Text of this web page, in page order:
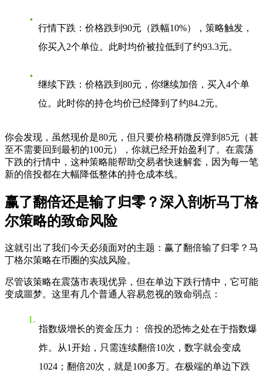
行情下跌 ：价格跌到90元（跌幅10%），策略触发，
你买入2个单位。此时均价被拉低到了约93.3元。
继续下跌 ：价格跌到80元，你继续加倍，买入4个单
位。此时你的持仓均价已经降到了约84.2元。
你会发现，虽然现价是80元，但只要价格稍微反弹到85元（甚
至不需要回到最初的100元），你就已经开始盈利了。在震荡
下跌的行情中，这种策略能帮助交易者快速解套，因为每一笔
新的倍投都在大幅降低整体的持仓成本线。
赢了翻倍还是输了归零？深入剖析马丁格
尔策略的致命风险
这就引出了我们今天必须面对的主题： 赢了翻倍输了归零？马
丁格尔策略在币圈的实战风险。
尽管该策略在震荡市表现优异，但在单边下跌行情中，它可能
变成噩梦。这里有几个普通人容易忽视的致命弱点：
指数级增长的资金压力 ： 倍投的恐怖之处在于指数爆
炸。从1开始，只需连续翻倍10次，数字就会变成
1024；翻倍20次，就是100多万。在极端的单边下跌